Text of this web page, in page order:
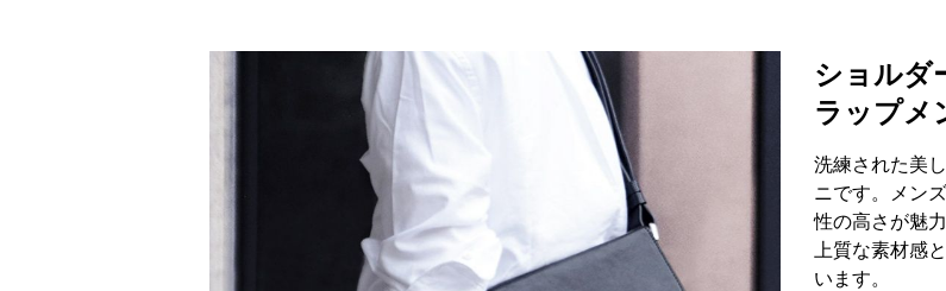
ショルダ
ラップメ
洗練された美
ニです。メン
性の高さが魅力
上質な素材感
います。